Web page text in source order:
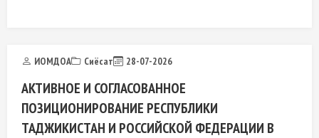
ИОМДОА Сиёсат 28-07-2026
АКТИВНОЕ И СОГЛАСОВАННОЕ
ПОЗИЦИОНИРОВАНИЕ РЕСПУБЛИКИ
ТАДЖИКИСТАН И РОССИЙСКОЙ ФЕДЕРАЦИИ В